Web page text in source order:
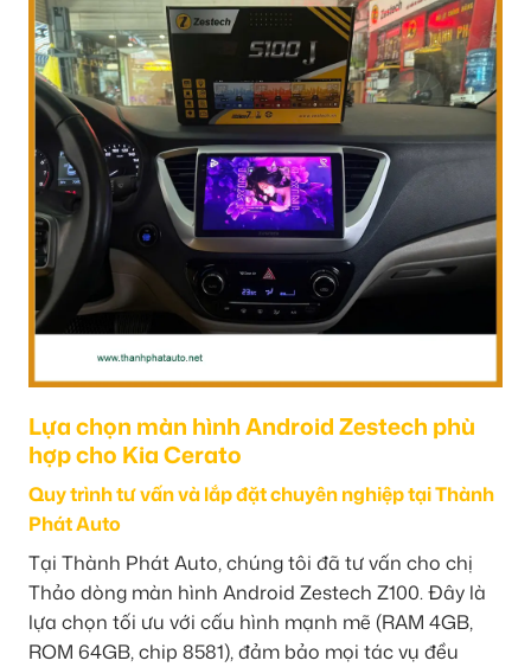
Lựa chọn màn hình Android Zestech phù
hợp cho Kia Cerato
Quy trình tư vấn và lắp đặt chuyên nghiệp tại Thành
Phát Auto
Tại Thành Phát Auto, chúng tôi đã tư vấn cho chị
Thảo dòng màn hình Android Zestech Z100. Đây là
lựa chọn tối ưu với cấu hình mạnh mẽ (RAM 4GB,
ROM 64GB, chip 8581), đảm bảo mọi tác vụ đều